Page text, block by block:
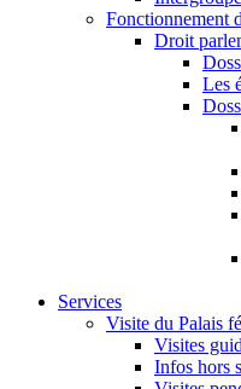
Fonctionnement
Droit
Les
Services
Visite du Palais
Visites
Infos hors